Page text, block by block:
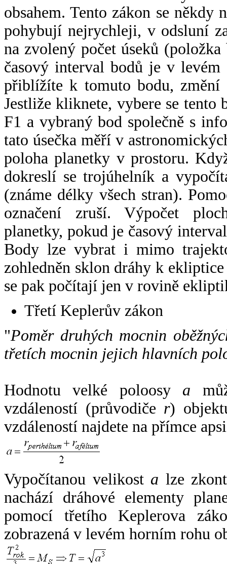
obsahem. Tento zákon se někdy
pohybují nejrychleji, v odsluní
na zvolený počet úseků
časový interval bodů je v
přiblížíte k tomuto bodu,
Jestliže kliknete, vybere se tento
F1 a vybraný bod společně s
tato úsečka měří v
poloha planetky v prostoru.
dokreslí se trojúhelník a
(známe délky všech stran).
označení zruší. Výpočet
planetky, pokud je časový
Body lze vybrat i mimo
zohledněn sklon dráhy k
se pak počítají jen v rovině
Třetí Keplerův zákon
"Poměr druhých mocnin
třetích mocnin jejich hlavních
Hodnotu velké poloosy a
vzdáleností (průvodiče r)
vzdáleností najdete na přímce
Vypočítanou velikost a lze
nachází dráhové elementy
pomocí třetího Keplerova
zobrazená v levém horním rohu